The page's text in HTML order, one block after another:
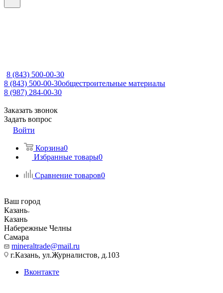
8 (843) 500-00-30
8 (843) 500-00-30общестроительные материалы
8 (987) 284-00-30
Заказать звонок
Задать вопрос
Войти
Корзина0
Избранные товары0
Сравнение товаров0
Ваш город
Казань
Казань
Набережные Челны
Самара
mineraltrade@mail.ru
г.Казань, ул.Журналистов, д.103
Вконтакте